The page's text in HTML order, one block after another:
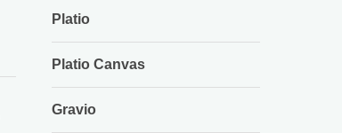
Platio
Platio Canvas
Gravio